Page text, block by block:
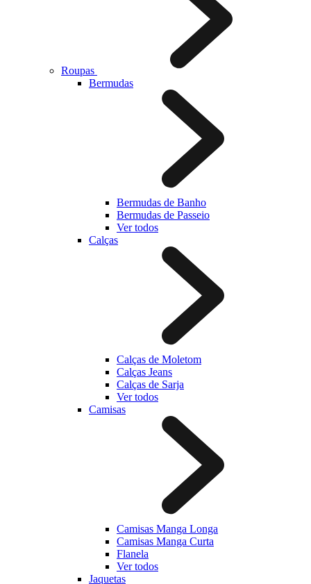
Roupas
Bermudas
Bermudas de Banho
Bermudas de Passeio
Ver todos
Calças
Calças de Moletom
Calças Jeans
Calças de Sarja
Ver todos
Camisas
Camisas Manga Longa
Camisas Manga Curta
Flanela
Ver todos
Jaquetas